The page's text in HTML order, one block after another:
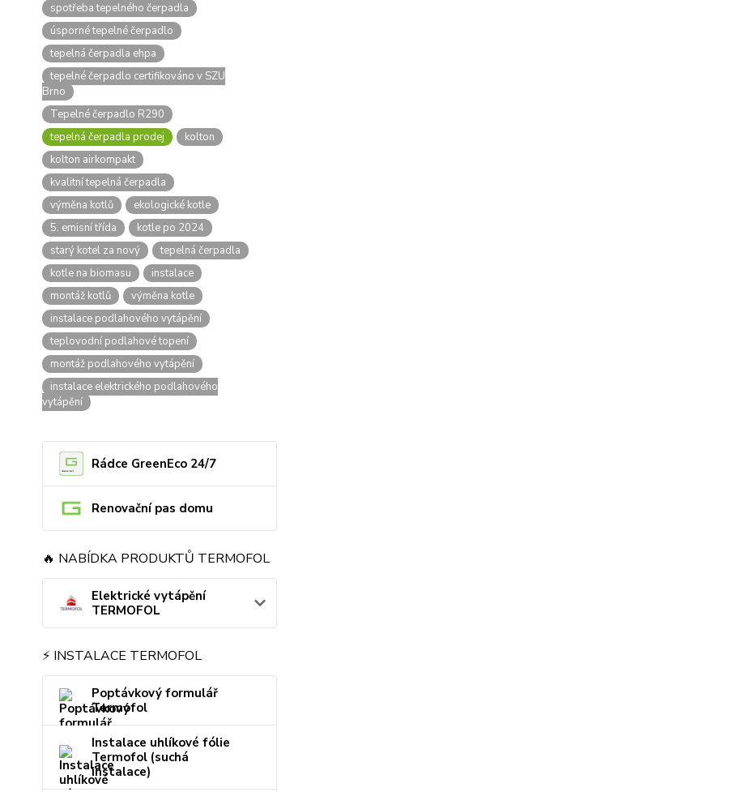
spotřeba tepelného čerpadla
úsporné tepelné čerpadlo
tepelná čerpadla ehpa
tepelné čerpadlo certifikováno v SZU
Brno
Tepelné čerpadlo R290
tepelná čerpadla prodej
kolton
kolton airkompakt
kvalitní tepelná čerpadla
výměna kotlů
ekologické kotle
5. emisní třída
kotle po 2024
starý kotel za nový
tepelná čerpadla
kotle na biomasu
instalace
montáž kotlů
výměna kotle
instalace podlahového vytápění
teplovodní podlahové topení
montáž podlahového vytápění
instalace elektrického podlahového
vytápění
Rádce GreenEco 24/7
Renovační pas domu
🔥 NABÍDKA PRODUKTŮ TERMOFOL
Elektrické vytápění
TERMOFOL
⚡ INSTALACE TERMOFOL
Poptávkový formulář
Termofol
Instalace uhlíkové fólie
Termofol (suchá
instalace)